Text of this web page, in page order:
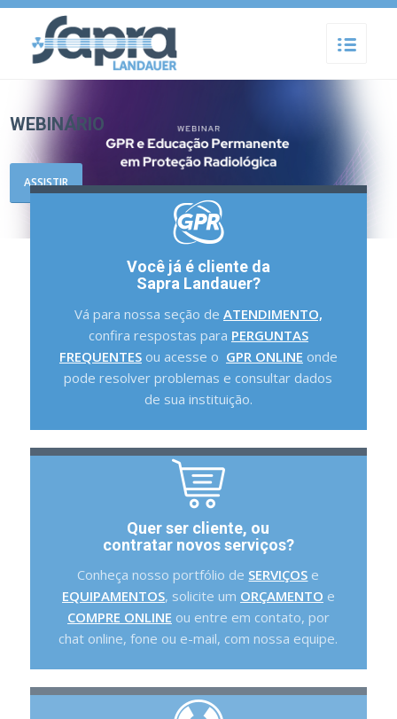
WEBINÁRIO
ASSISTIR
Você já é cliente da
Sapra Landauer?
Vá para nossa seção de ATENDIMENTO,
confira respostas para PERGUNTAS
FREQUENTESou acesse o GPR ONLINE onde
pode resolver problemas e consultar dados
de sua instituição.
Quer ser cliente, ou
contratar novos serviços?
Conheça nosso portfólio de SERVIÇOS e
EQUIPAMENTOS, solicite um ORÇAMENTO e
COMPRE ONLINE ou entre em contato, por
chat online, fone ou e-mail, com nossa equipe.